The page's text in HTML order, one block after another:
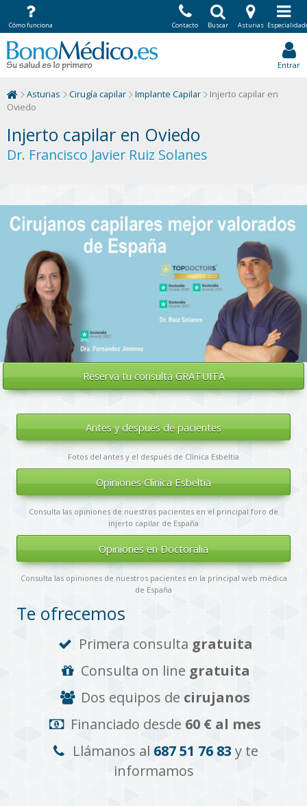
Entrar
Asturias Cirugía capilar Implante Capilar
Injerto capilar en
Oviedo
Injerto capilar en Oviedo
Dr. Francisco Javier Ruiz Solanes
Reserva tuconsulta GRATUITA
Antes y después de pacientes
Fotos del antes y el después de Clínica Esbeltia
Opiniones Clínica Esbeltia
Consulta las opiniones de nuestros pacientes en el principal foro de
injerto capilar de España
Opiniones en Doctoralia
Consulta las opiniones de nuestros pacientes en la principal web médica
de España
Te ofrecemos
Primera consulta gratuita
Consulta on line gratuita
Dos equipos de cirujanos
Financiado desde 60 € al mes
Llámanos al 687 51 76 83 y te
informamos
Cómo funciona Contacto Buscar Asturias